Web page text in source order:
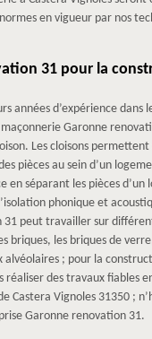
en vigueur par nos
31 pour la
années d’expérience dans
Garonne
Les cloisons permettent
pièces au sein d’un
en séparant les pièces
phonique et
31 peut travailler sur
briques, les briques de
alvéolaires ; pour la
réaliser des travaux fiables
Castera Vignoles 31350 ;
Garonne renovation 31.